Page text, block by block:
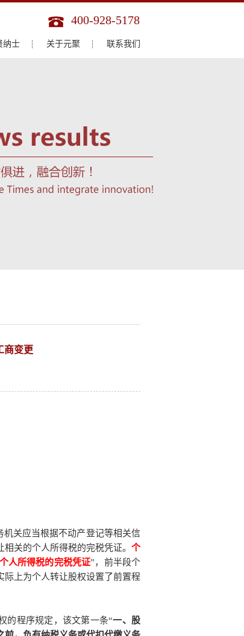
400-928-5178
纳士 关于元聚 联系我们
商变更
机关应当根据不动产登记等相关信
关的个人所得税的完税凭证。 个
人所得税的完税凭证”，前半段个
际上为个人转让股权设置了前置程
的程序规定，该文第一条“一、股